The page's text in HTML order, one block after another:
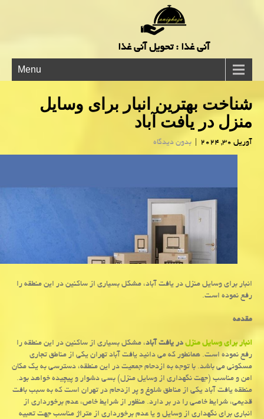
آنی غذا : تحویل آنی غذا
Menu
شناخت بهترین انبار برای وسایل
منزل در یافت آباد
آوریل 30, 2024 | بدون دیدگاه
انبار برای وسایل منزل در یافت آباد، مشکل بسیاری از ساکنین در این منطقه را
رفع نموده است.
مقدمه
انبار برای وسایل منزلدر یافت آباد، مشکل بسیاری از ساکنین در این منطقه را
رفع نموده است. همانطور که می‌ دانید یافت آباد تهران یکی از مناطق تجاری
مسکونی می باشد. با توجه به ازدحام جمعیت در این منطقه، دسترسی به یک مکان
امن و مناسب (جهت نگهداری از وسایل منزل) بسی دشوار و پیچیده خواهد بود.
منطقه یافت آباد یکی از مناطق شلوغ و پر ازدحام در تهران است که به سبب بافت
قدیمی، شرایط خاصی را در بر دارد. منظور از شرایط خاص، عدم برخورداری از
انباری برای نگهداری از وسایل و یا عدم برخورداری از متراژ مناسب جهت تعبیه